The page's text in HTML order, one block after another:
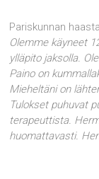
Pariskunnan
Olemme käyneet
ylläpito jaksolla.
Paino on
Mieheltäni on
Tulokset puhuvat
terapeuttista.
huomattavasti.